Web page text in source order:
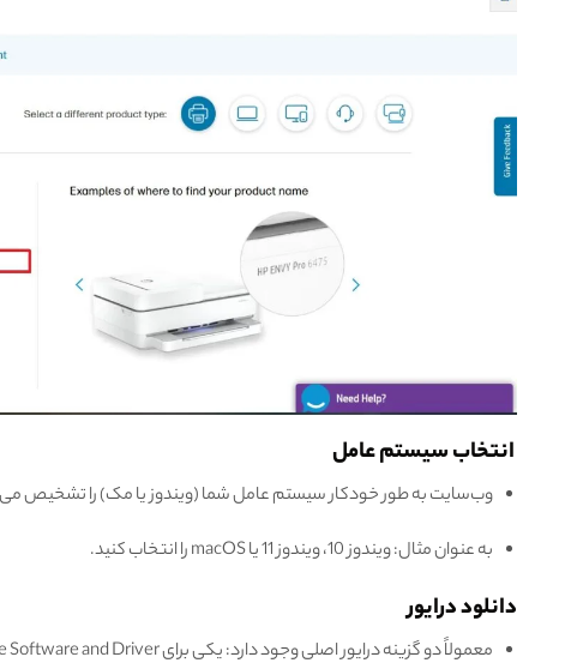
انتخاب سیستم عامل
وب‌سایت به طور خودکار سیستم عامل شما (ویندوز یا مک) را تشخیص
به عنوان مثال: ویندوز 10، ویندوز 11 یا macOS را انتخاب کنید.
دانلود درایور
معمولاً دو گزینه درایور اصلی وجود دارد: یکی برای Full Feature Software and Driver (درایور با امکانات کامل) و دیگری Basic Driver (درایور پایه).